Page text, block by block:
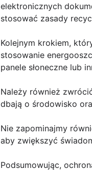
elektronicznych
stosować zasady
Kolejnym krokiem,
stosowanie
panele słoneczne lub
Należy również
dbają o środowisko
Nie zapominajmy
aby zwiększyć
Podsumowując,